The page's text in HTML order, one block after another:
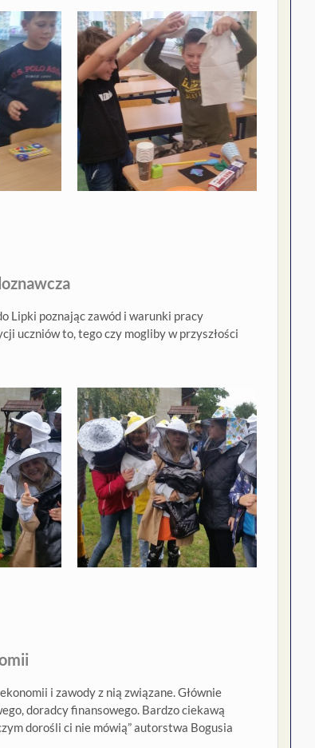
Lipki poznając zawód i warunki pracy
uczniów to, tego czy mogliby w przyszłości
i zawody z nią związane. Głównie
doradcy finansowego. Bardzo ciekawą
dorośli ci nie mówią” autorstwa Bogusia